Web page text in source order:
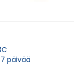
päivää